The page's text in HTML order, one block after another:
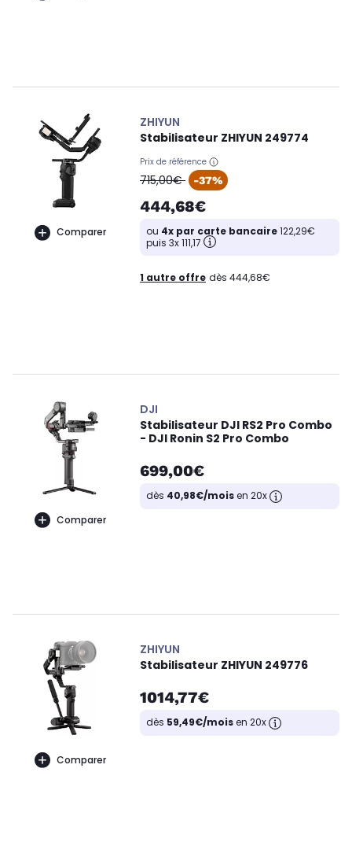
Comparer
ZHIYUN
Stabilisateur ZHIYUN 249774
Prix de référence
oldPrice
715,00€ -37%
444,68€
ou 4x par carte bancaire122,29€
puis 3x 111,17
1 autre offre dès 444,68€
Comparer
DJI
Stabilisateur DJI RS2 Pro Combo
- DJI Ronin S2 Pro Combo
699,00€
dès 40,98€/moisen 20x
Comparer
ZHIYUN
Stabilisateur ZHIYUN 249776
1014,77€
dès 59,49€/moisen 20x